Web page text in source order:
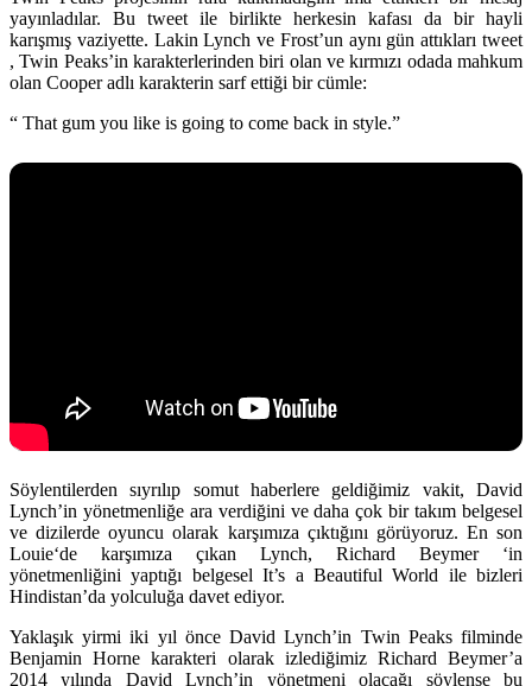
yayınladılar. Bu tweet ile birlikte herkesin kafası da bir hayli
karışmış vaziyette. LakinLynch ve Frost’un aynı gün attıkları tweet
,Twin Peaks’in karakterlerinden biri olan ve kırmızı odada mahkum
olan Cooper adlı karakterin sarf ettiği bir cümle:
“ That gum you like is going to come back in style.”
Söylentilerden sıyrılıp somut haberlere geldiğimiz vakit, David
Lynch’in yönetmenliğe ara verdiğini ve daha çok bir takım belgesel
ve dizilerde oyuncu olarak karşımıza çıktığını görüyoruz. En son
Louie‘de karşımıza çıkan Lynch, Richard Beymer‘in
yönetmenliğini yaptığı belgeselIt’s a Beautiful World ile bizleri
Hindistan’da yolculuğa davet ediyor.
Yaklaşık yirmi iki yıl önceDavid Lynch’in Twin Peaksfilminde
Benjamin Horne karakteri olarak izlediğimiz Richard Beymer’a
2014 yılında David Lynch’in yönetmeni olacağı söylense bu